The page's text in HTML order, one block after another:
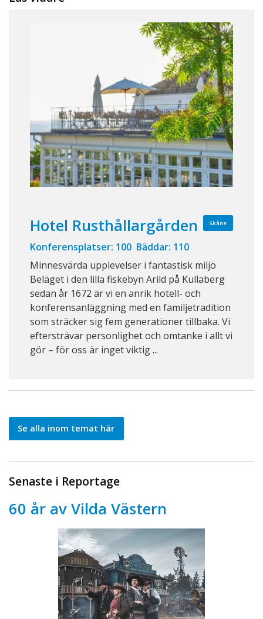
Skåne
Hotel Rusthållargården
Konferensplatser: 100 Bäddar: 110
Minnesvärda upplevelser i fantastisk miljö
Beläget i den lilla fiskebyn Arild på Kullaberg
sedan år 1672 är vi en anrik hotell- och
konferensanläggning med en familjetradition
som sträcker sig fem generationer tillbaka. Vi
eftersträvar personlighet och omtanke i allt vi
gör – för oss är inget viktig ...
Se alla inom temat här
Senaste i Reportage
60 år av Vilda Västern